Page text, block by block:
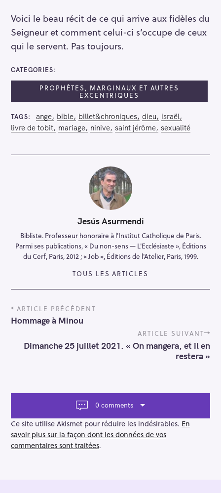
Voici le beau récit de ce qui arrive aux fidèles du
Seigneur et comment celui-ci s’occupe de ceux
qui le servent. Pas toujours.
CATEGORIES
PROPHÈTES, MARGINAUX ET AUTRES
EXCENTRIQUES
TAGS ange bible billet&chroniques dieu
israël
livre de tobit mariage ninive saint jérôme sexualité
Jesús Asurmendi
Bibliste. Professeur honoraire à l'Institut Catholique de Paris.
Parmi ses publications, « Du non-sens — L'Ecclésiaste », Éditions
du Cerf, Paris, 2012 ; « Job », Éditions de l'Atelier, Paris, 1999.
TOUS LES ARTICLES
P
o
s
a
o
n
ARTICLE PRÉCÉDENT
Hommage à Minou
ARTICLE SUIVANT
Dimanche 25 juillet 2021. « On mangera, et il en
restera »
0 comments
Ce site utilise Akismet pour réduire les indésirables. En
savoir plus sur la façon dont les données de vos
commentaires sont traitées.